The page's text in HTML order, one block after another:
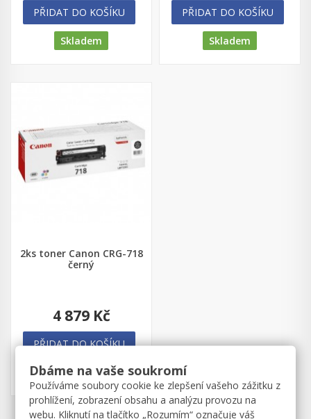
PŘIDAT DO KOŠÍKU
Skladem
PŘIDAT DO KOŠÍKU
Skladem
2ks toner Canon CRG-718
černý
4 879 Kč
PŘIDAT DO KOŠÍKU
Skladem
Dbáme na vaše soukromí
Používáme soubory cookie ke zlepšení vašeho zážitku z
prohlížení, zobrazení obsahu a analýzu provozu na
webu. Kliknutí na tlačítko „Rozumím“ označuje váš